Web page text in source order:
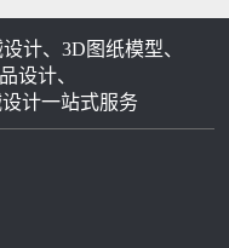
计、3D图纸模型、
设计、
计一站式服务